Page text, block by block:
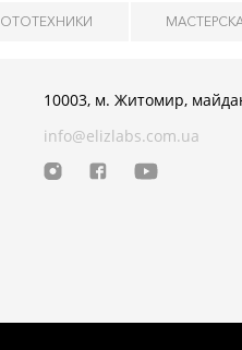
10003, м. Житомир,
info@elizlabs.com.ua